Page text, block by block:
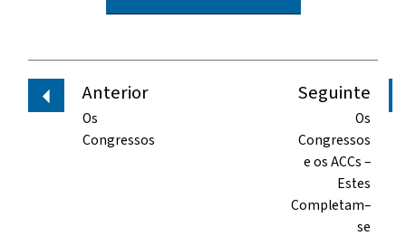
Anterior
Os
Congressos
Seguinte
Os
Congressos
e os ACCs –
Estes
Completam–
se